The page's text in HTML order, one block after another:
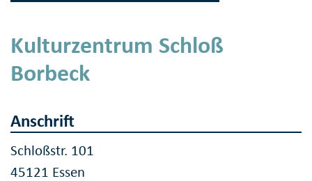
Kulturzentrum Schloß
Borbeck
Anschrift
Schloßstr. 101
45121 Essen